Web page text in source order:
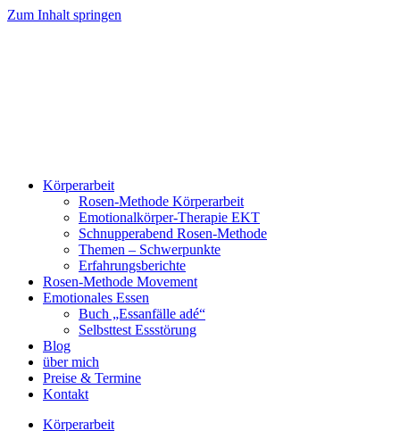
Zum Inhalt springen
Körperarbeit
Rosen-Methode Körperarbeit
Emotionalkörper-Therapie EKT
Schnupperabend Rosen-Methode
Themen – Schwerpunkte
Erfahrungsberichte
Rosen-Methode Movement
Emotionales Essen
Buch „Essanfälle adé“
Selbsttest Essstörung
Blog
über mich
Preise & Termine
Kontakt
Körperarbeit